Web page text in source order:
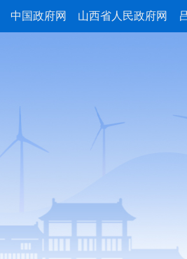
中国政府网 山西省人民政府网